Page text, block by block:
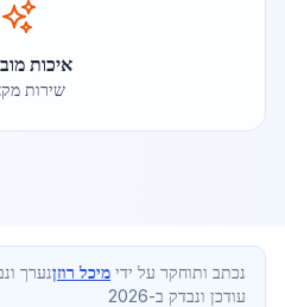
איכות
שירות
נכתב ותוחקר על ידי מיכל רוזןנערך
עודכן ונבדק ב-2026